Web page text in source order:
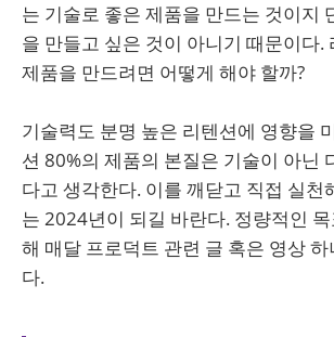
는 기술로 좋은 제품을 만드는 것이지
을 만들고 싶은 것이 아니기 때문이다.
제품을 만드려면 어떻게 해야 할까?
기술력도 분명 높은 리텐션에 영향을
션 80%의 제품의 본질은 기술이 아닌
다고 생각한다. 이를 깨닫고 직접 실천
는 2024년이 되길 바란다. 정량적인
해 매달 프로덕트 관련 글 혹은 영상
다.